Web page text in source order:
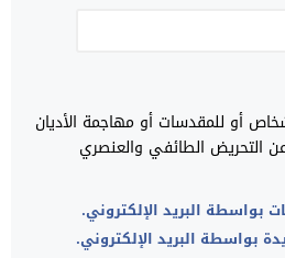
أو للمقدسات أو مهاجمة الأديان
عن التحريض الطائفي والعنصري
بواسطة البريد الإلكتروني.
بواسطة البريد الإلكتروني.